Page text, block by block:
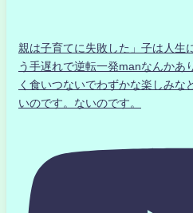
親は子育てに失敗した」子は人生
う手遅れで逆転一発manなんかあ
く食いつないでわずかな楽しみな
いのです。ないのです。